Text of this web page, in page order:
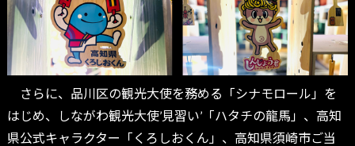
さらに、品川区の観光大使を務める「シナモロール」を
はじめ、しながわ観光大使’見習い’「ハタチの龍馬」、高知
県公式キャラクター「くろしおくん」、高知県須崎市ご当